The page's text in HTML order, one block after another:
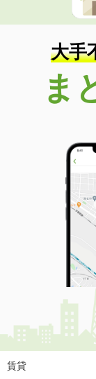
岡山県浅口市鴨
間
岡山県岡山市北
岡山県岡山市北
大手
ま
賃貸